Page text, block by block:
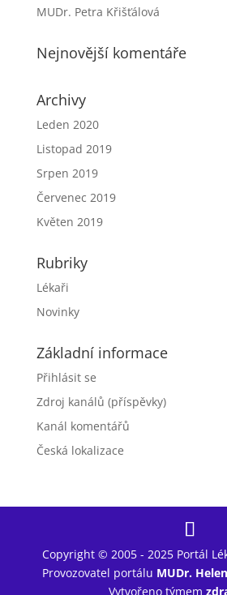
MUDr. Petra Křišťálová
Nejnovější komentáře
Archivy
Leden 2020
Listopad 2019
Srpen 2019
Červenec 2019
Květen 2019
Rubriky
Lékaři
Novinky
Základní informace
Přihlásit se
Zdroj kanálů (příspěvky)
Kanál komentářů
Česká lokalizace
Copyright © 2005 - 2025 Portál
Provozovatel portálu MUDr.
Vytvořeno týmem